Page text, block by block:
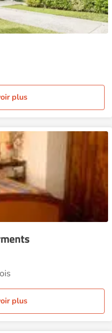
plus
plus